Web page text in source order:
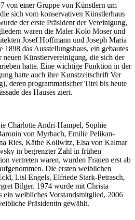
von einer Gruppe von Künstlern um
sich vom konservativen Künstlerhaus
der erste Präsident der Vereinigung,
waren die Maler Kolo Moser und
Josef Hoffmann und Joseph Maria
das Ausstellungshaus, ein gebautes
Künstlervereinigung, die sich der
hatte. Eine wichtige Funktion in der
hatte auch ihre Kunstzeitschrift Ver
deren programmatischer Titel bis heute
des Hauses ziert.
Charlotte Andri-Hampel, Sophie
von Myrbach, Emilie Pelikan-
Ries, Käthe Kollwitz, Elsa von Kalmar
in begrenzter Zahl in frühen
vertreten waren, wurden Frauen erst ab
Die ersten weiblichen
Lisl Engels, Elfriede Stark-Petrasch,
Bilger. 1974 wurde mit Christa
ein weibliches Vorstandsmitglied, 2006
Präsidentin gewählt.